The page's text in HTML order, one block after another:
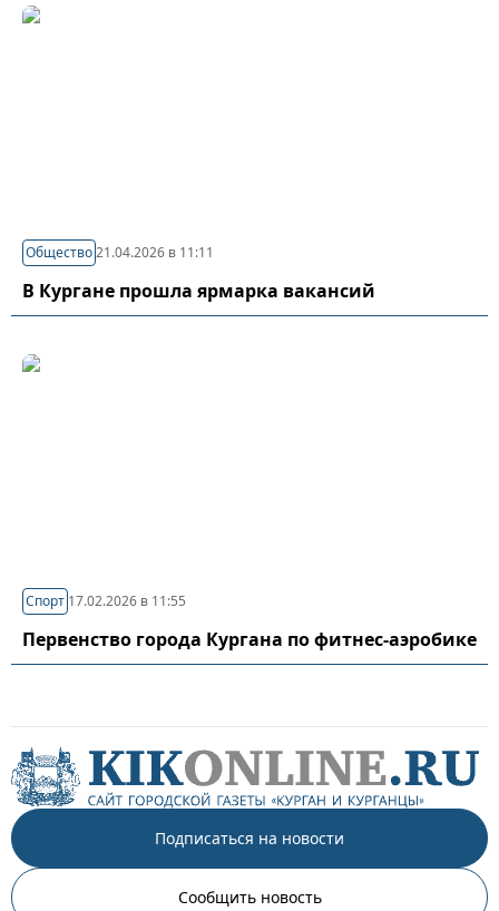
Общество21.04.2026 в 11:11
В Кургане прошла ярмарка вакансий
Спорт 17.02.2026 в 11:55
Первенство города Кургана по фитнес-аэробике
Подписаться на новости
Сообщить новость